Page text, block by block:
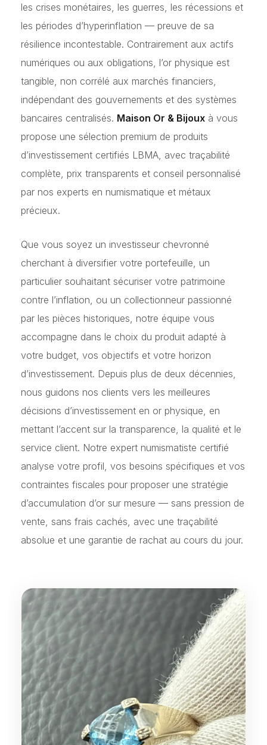
les crises monétaires, les guerres, les récessions et
les périodes d’hyperinflation — preuve de sa
résilience incontestable. Contrairement aux actifs
numériques ou aux obligations, l’or physique est
tangible, non corrélé aux marchés financiers,
indépendant des gouvernements et des systèmes
bancaires centralisés. Maison Or & Bijoux à vous
propose une sélection premium de produits
d’investissement certifiés LBMA, avec traçabilité
complète, prix transparents et conseil personnalisé
par nos experts en numismatique et métaux
précieux.
Que vous soyez un investisseur chevronné
cherchant à diversifier votre portefeuille, un
particulier souhaitant sécuriser votre patrimoine
contre l’inflation, ou un collectionneur passionné
par les pièces historiques, notre équipe vous
accompagne dans le choix du produit adapté à
votre budget, vos objectifs et votre horizon
d’investissement. Depuis plus de deux décennies,
nous guidons nos clients vers les meilleures
décisions d’investissement en or physique, en
mettant l’accent sur la transparence, la qualité et le
service client. Notre expert numismatiste certifié
analyse votre profil, vos besoins spécifiques et vos
contraintes fiscales pour proposer une stratégie
d’accumulation d’or sur mesure — sans pression de
vente, sans frais cachés, avec une traçabilité
absolue et une garantie de rachat au cours du jour.